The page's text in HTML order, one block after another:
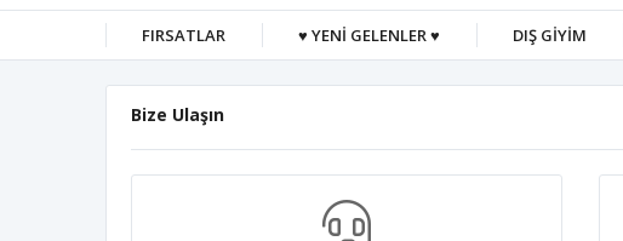
FIRSATLAR ♥ YENİ GELENLER ♥ DIŞ GİYİM
Bize Ulaşın